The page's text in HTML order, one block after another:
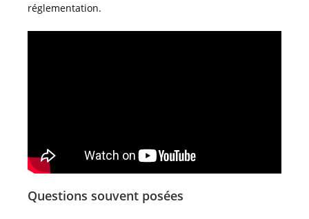
réglementation.
Questions souvent posées